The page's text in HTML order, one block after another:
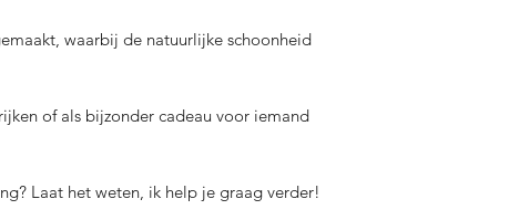
waarbij de natuurlijke schoonheid
of als bijzonder cadeau voor iemand
Laat het weten, ik help je graag verder!